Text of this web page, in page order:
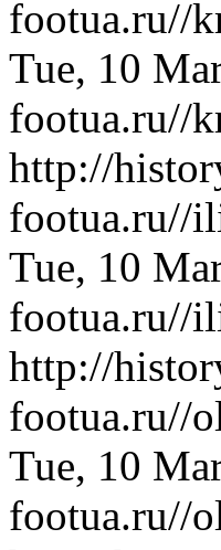
footua.ru//
Tue, 10
footua.ru//
http://
footua.ru//
Tue, 10
footua.ru//
http://
footua.ru//
Tue, 10
footua.ru//